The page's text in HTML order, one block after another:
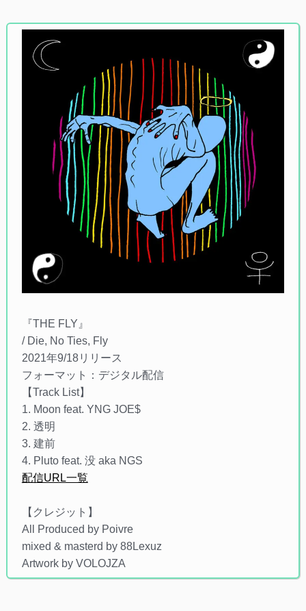
『THE FLY』
/ Die, No Ties, Fly
2021年9/18リリース
フォーマット：デジタル配信
【Track List】
1. Moon feat. YNG JOE$
2. 透明
3. 建前
4. Pluto feat. 没 aka NGS
配信URL一覧
【クレジット】
All Produced by Poivre
mixed & masterd by 88Lexuz
Artwork by VOLOJZA